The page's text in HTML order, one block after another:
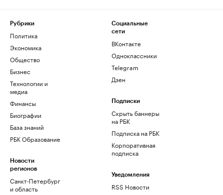
Рубрики
Политика
Экономика
Общество
Бизнес
Технологии и
медиа
Финансы
Биографии
База знаний
РБК Образование
Новости
регионов
Санкт-Петербург
и область
Социальные
сети
ВКонтакте
Одноклассники
Telegram
Дзен
Подписки
Скрыть баннеры
на РБК
Подписка на РБК
Корпоративная
подписка
Уведомления
RSS Новости